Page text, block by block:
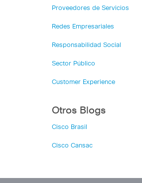
Proveedores de Servicios
Redes Empresariales
Responsabilidad Social
Sector Público
Customer Experience
Otros Blogs
Cisco Brasil
Cisco Cansac